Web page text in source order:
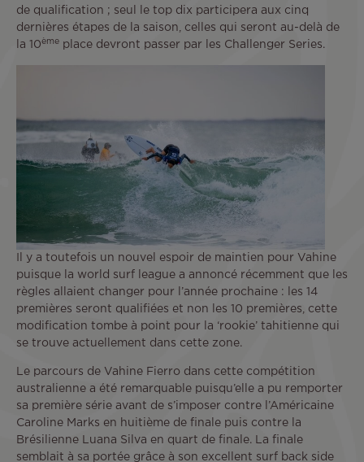
de qualification ; seul le top dix participera aux cinq
dernières étapes de la saison, celles qui seront au-delà de
la 10ème place devront passer par les Challenger Series.
Il y a toutefois un nouvel espoir de maintien pour Vahine
puisque la world surf league a annoncé récemment que les
règles allaient changer pour l’année prochaine : les 14
premières seront qualifiées et non les 10 premières, cette
modification tombe à point pour la ‘rookie’ tahitienne qui
se trouve actuellement dans cette zone.
Le parcours de Vahine Fierro dans cette compétition
australienne a été remarquable puisqu’elle a pu remporter
sa première série avant de s’imposer contre l’Américaine
Caroline Marks en huitième de finale puis contre la
Brésilienne Luana Silva en quart de finale. La finale
semblait à sa portée grâce à son excellent surf back side